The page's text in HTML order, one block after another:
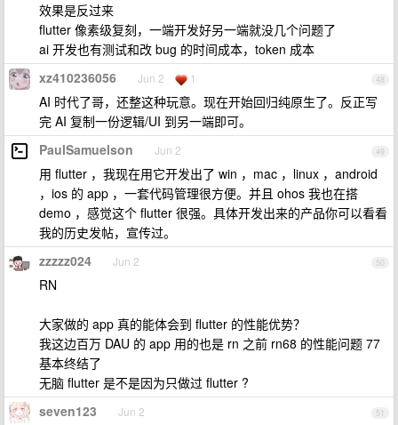
效果是反过来
flutter 像素级复刻，一端开发好另一端就没几个问题了
ai 开发也有测试和改 bug 的时间成本，token 成本
48
xz410236056 Jun 2 1
AI 时代了哥，还整这种玩意。现在开始回归纯原生了。反正写
完 AI 复制一份逻辑/UI 到另一端即可。
49
PaulSamuelson Jun 2
用 flutter ，我现在用它开发出了 win ，mac ，linux ，android
，ios 的 app ，一套代码管理很方便。并且 ohos 我也在搭
demo ，感觉这个 flutter 很强。具体开发出来的产品你可以看看
我的历史发帖，宣传过。
50
zzzzz024 Jun 2
RN
大家做的 app 真的能体会到 flutter 的性能优势？
我这边百万 DAU 的 app 用的也是 rn 之前 rn68 的性能问题 77
基本终结了
无脑 flutter 是不是因为只做过 flutter ?
51
seven123 Jun 2